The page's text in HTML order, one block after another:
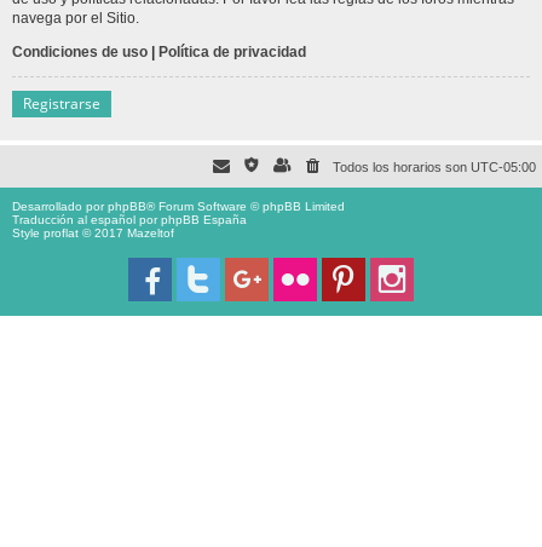
navega por el Sitio.
Condiciones de uso | Política de privacidad
Registrarse
Todos los horarios son UTC-05:00
Desarrollado porphpBB® Forum Software © phpBB Limited
Traducción al español porphpBB España
Style proflat © 2017 Mazeltof